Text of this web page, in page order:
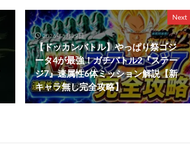
Next
2026年5月29日
【ドッカンバトル】やっぱり祭ゴジ
ータ4が最強！ガチバトル2『ステー
ジ7』速属性6体ミッション解説【新
キャラ無し完全攻略】